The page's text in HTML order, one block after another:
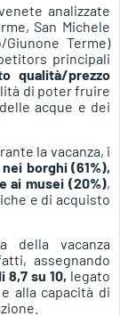
analizzate
San Michele
Terme)
principali
qualità/prezzo
di poter fruire
acque e dei
la vacanza, i
borghi (61%),
ai musei (20%),
e di acquisto
della vacanza
assegnando
8,7 su 10, legato
alla capacità di